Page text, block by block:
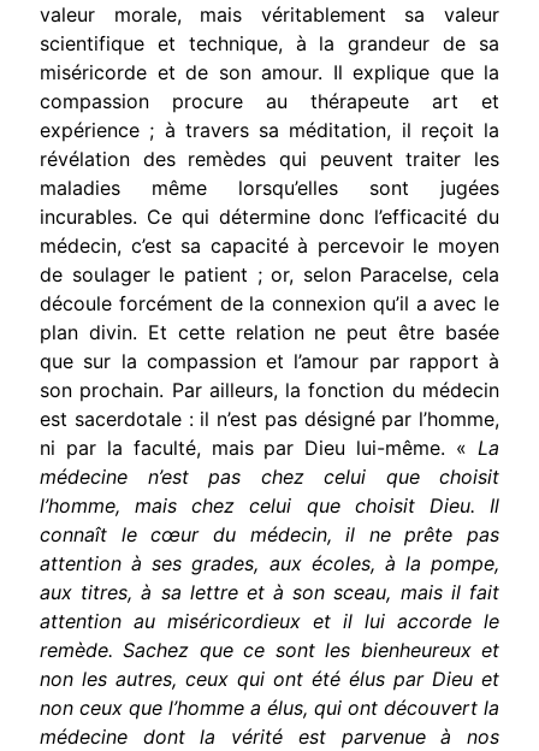
valeur morale, mais véritablement sa valeur
scientifique et technique, à la grandeur de sa
miséricorde et de son amour. Il explique que la
compassion procure au thérapeute art et
expérience ; à travers sa méditation, il reçoit la
révélation des remèdes qui peuvent traiter les
maladies même lorsqu’elles sont jugées
incurables. Ce qui détermine donc l’efficacité du
médecin, c’est sa capacité à percevoir le moyen
de soulager le patient ; or, selon Paracelse, cela
découle forcément de la connexion qu’il a avec le
plan divin. Et cette relation ne peut être basée
que sur la compassion et l’amour par rapport à
son prochain. Par ailleurs, la fonction du médecin
est sacerdotale : il n’est pas désigné par l’homme,
ni par la faculté, mais par Dieu lui-même. « La
médecine n’est pas chez celui que choisit
l’homme, mais chez celui que choisit Dieu. Il
connaît le cœur du médecin, il ne prête pas
attention à ses grades, aux écoles, à la pompe,
aux titres, à sa lettre et à son sceau, mais il fait
attention au miséricordieux et il lui accorde le
remède. Sachez que ce sont les bienheureux et
non les autres, ceux qui ont été élus par Dieu et
non ceux que l’homme a élus, qui ont découvert la
médecine dont la vérité est parvenue à nos